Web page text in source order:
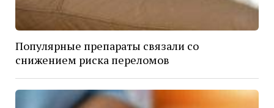
Популярные препараты связали со
снижением риска переломов